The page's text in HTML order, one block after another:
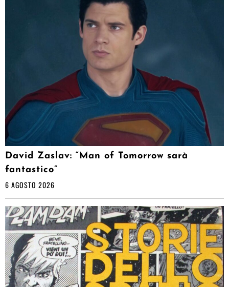
David Zaslav: “Man of Tomorrow sarà
fantastico”
6 AGOSTO 2026